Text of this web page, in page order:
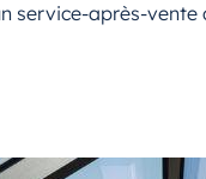
service-après-vente